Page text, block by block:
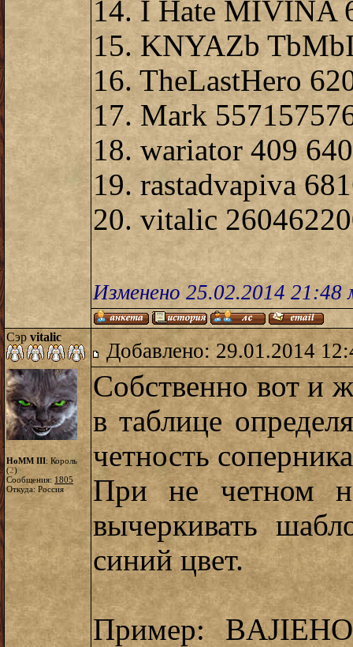
14. I Hate MIVINA
15. KNYAZb
16. TheLastHero
17. Mark
18. wariator 409
19. rastadvapiva
20. vitalic
Изменено 25.02.2014
Сэр vitalic
HoMM III: Король
(2)
Сообщения: 1805
Откуда: Россия
Добавлено: 29.01.2014
Собственно вот и
в таблице
четность
При не четном
вычеркивать
синий цвет.
Пример: